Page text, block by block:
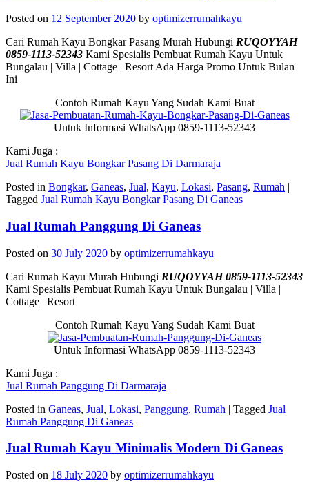
Posted on 12 September 2020 by optimizerrumahkayu
Cari Rumah Kayu Bongkar Pasang Murah Hubungi RUQOYYAH
0859-1113-52343 Kami Spesialis Pembuat Rumah Kayu Untuk
Bungalau | Villa | Cottage | Resort Ada Harga Promo Untuk Bulan
Ini
Contoh Rumah Kayu Yang Sudah Kami Buat
Untuk Informasi WhatsApp 0859-1113-52343
Kami Juga :
Jual Rumah Kayu Bongkar Pasang Di Darmaraja
Posted in Bongkar, Ganeas, Jual, Kayu, Lokasi, Pasang, Rumah |
Tagged Jual Rumah Kayu Bongkar Pasang Di Ganeas
Jual Rumah Panggung Di Ganeas
Posted on 30 July 2020 by optimizerrumahkayu
Cari Rumah Kayu Murah Hubungi RUQOYYAH 0859-1113-52343
Kami Spesialis Pembuat Rumah Kayu Untuk Bungalau | Villa |
Cottage | Resort
Contoh Rumah Kayu Yang Sudah Kami Buat
Untuk Informasi WhatsApp 0859-1113-52343
Kami Juga :
Jual Rumah Panggung Di Darmaraja
Posted in Ganeas, Jual, Lokasi, Panggung, Rumah | Tagged Jual
Rumah Panggung Di Ganeas
Jual Rumah Kayu Minimalis Modern Di Ganeas
Posted on 18 July 2020 by optimizerrumahkayu